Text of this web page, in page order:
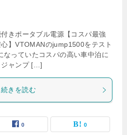
きポータブル電源【コスパ最強
】VTOMANのjump1500をテスト
っていたコスパの高い車中泊に
ジャンプ […]
続きを読む
0 0